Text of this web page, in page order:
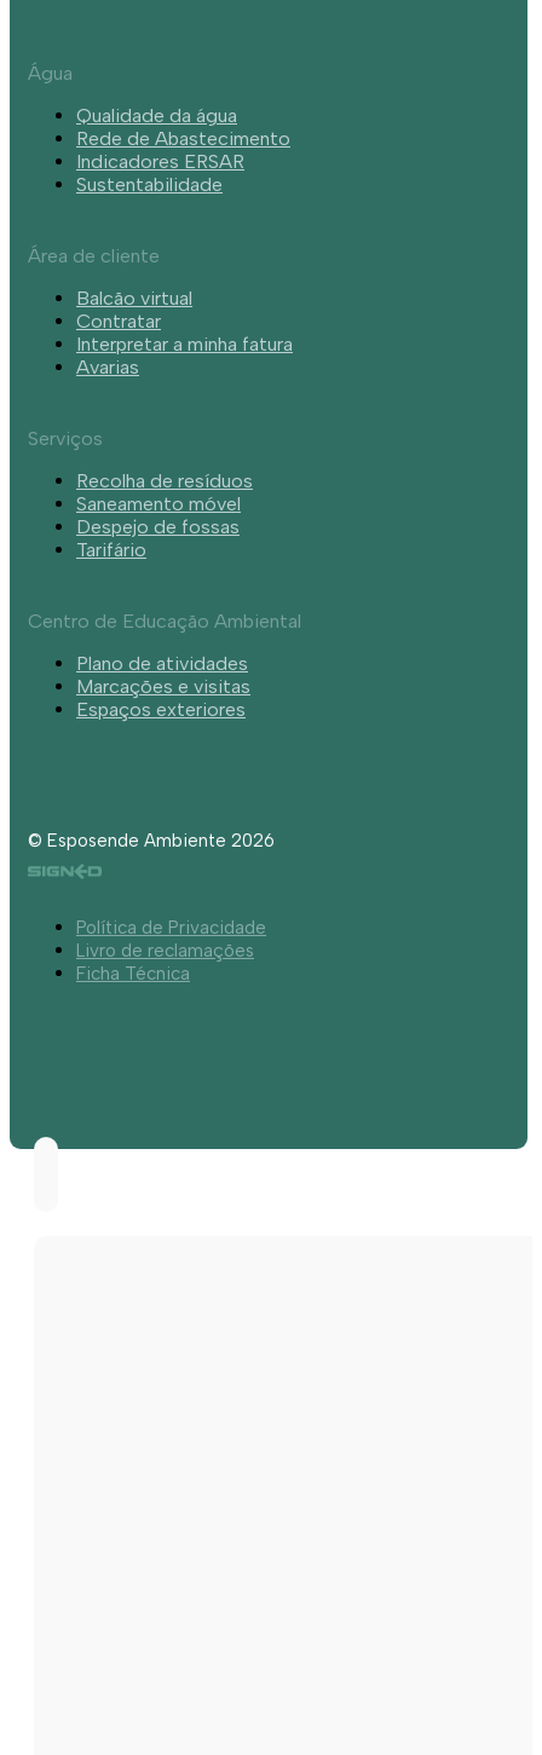
Água
Qualidade da água
Rede de Abastecimento
Indicadores ERSAR
Sustentabilidade
Área de cliente
Balcão virtual
Contratar
Interpretar a minha fatura
Avarias
Serviços
Recolha de resíduos
Saneamento móvel
Despejo de fossas
Tarifário
Centro de Educação Ambiental
Plano de atividades
Marcações e visitas
Espaços exteriores
© Esposende Ambiente 2026
Política de Privacidade
Livro de reclamações
Ficha Técnica